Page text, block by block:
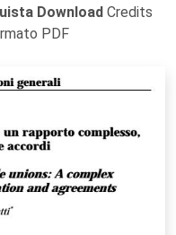
Download Credits
PDF